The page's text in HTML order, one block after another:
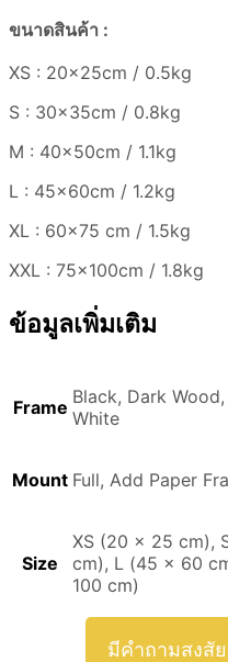
ขนาดสินค้า :
XS : 20x25cm / 0.5kg
S : 30x35cm / 0.8kg
M : 40x50cm / 1.1kg
L : 45x60cm / 1.2kg
XL : 60×75 cm / 1.5kg
XXL : 75x100cm / 1.8kg
ข้อมูลเพิ่มเติม
Frame Black, Dark
White
Mount Full, Add Paper
Size
XS (20 x 25 cm),
cm), L (45 x 60
100 cm)
มีคำถามสงสั